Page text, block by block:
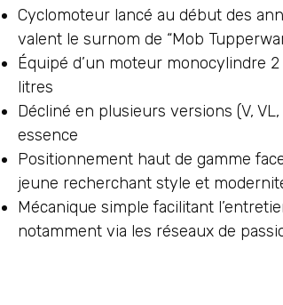
Cyclomoteur lancé au début des
valent le surnom de “Mob
Équipé d’un moteur monocylindre
litres
Décliné en plusieurs versions (V,
essence
Positionnement haut de gamme
jeune recherchant style et
Mécanique simple facilitant
notamment via les réseaux de